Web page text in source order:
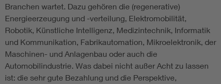
Branchen wartet. Dazu gehören die (regenerative)
Energieerzeugung und -verteilung, Elektromobilität,
Robotik, Künstliche Intelligenz, Medizintechnik, Informatik
und Kommunikation, Fabrikautomation, Mikroelektronik, der
Maschinen- und Anlagenbau oder auch die
Automobilindustrie. Was dabei nicht außer Acht zu lassen
ist: die sehr gute Bezahlung und die Perspektive,